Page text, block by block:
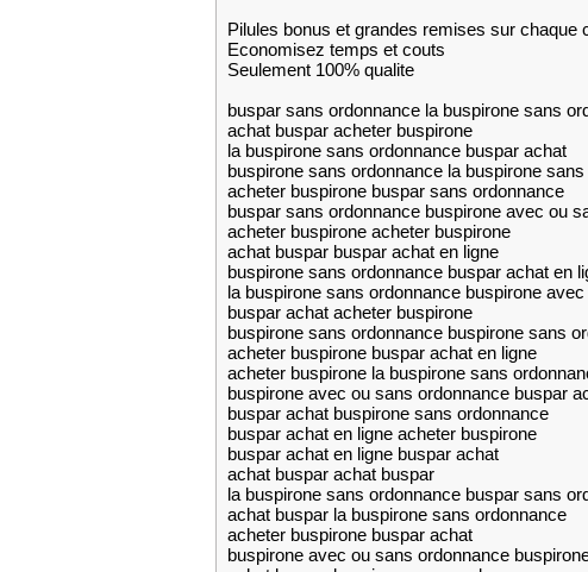
Pilules bonus et grandes remises sur chaque
Economisez temps et couts
Seulement 100% qualite
buspar sans ordonnance la buspirone sans
achat buspar acheter buspirone
la buspirone sans ordonnance buspar achat
buspirone sans ordonnance la buspirone
acheter buspirone buspar sans ordonnance
buspar sans ordonnance buspirone avec ou
acheter buspirone acheter buspirone
achat buspar buspar achat en ligne
buspirone sans ordonnance buspar achat en
la buspirone sans ordonnance buspirone
buspar achat acheter buspirone
buspirone sans ordonnance buspirone sans
acheter buspirone buspar achat en ligne
acheter buspirone la buspirone sans
buspirone avec ou sans ordonnance buspar
buspar achat buspirone sans ordonnance
buspar achat en ligne acheter buspirone
buspar achat en ligne buspar achat
achat buspar achat buspar
la buspirone sans ordonnance buspar sans
achat buspar la buspirone sans ordonnance
acheter buspirone buspar achat
buspirone avec ou sans ordonnance